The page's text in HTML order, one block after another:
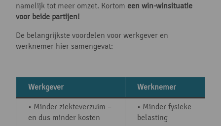
namelijk tot meer omzet. Kortom een win-winsituatie
voor beide partijen!
De belangrijkste voordelen voor werkgever en
werknemer hier samengevat:
Werkgever Werknemer
• Minder ziekteverzuim –
en dus minder kosten
• Minder fysieke
belasting